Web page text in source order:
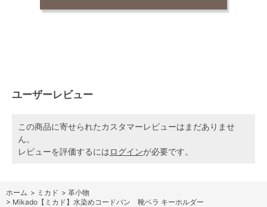
ユーザーレビュー
この商品に寄せられたカスタマーレビューはまだありませ
ん。
レビューを評価するにはログインが必要です。
ホーム > ミカド > 革小物
> Mikado【ミカド】水染めコードバン 靴ベラ キーホルダー